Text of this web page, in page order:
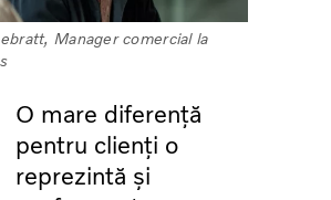
Manager comercial la
O mare diferență
pentru clienți o
reprezintă și